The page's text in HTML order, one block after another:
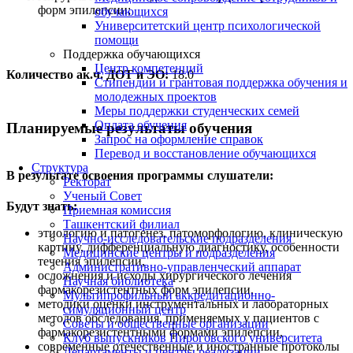
обучающихся
Университетский центр психологической
помощи
Поддержка обучающихся
Центр компетенций
Стипендии и грантовая поддержка обучения и
молодежных проектов
Меры поддержки студенческих семей
Оплата обучения
Запрос на оформление справок
Перевод и восстановление обучающихся
Структура
Ректорат
Ученый Совет
Приемная комиссия
Ташкентский филиал
Научно-исследовательские подразделения
Медицинские центры и подразделения
Административно-управленческий аппарат
Научная библиотека
Мультипрофильный аккредитационно-
симуляционный центр
Советы и общественные организации
Клуб выпускников Пироговского университета
форм эпилепсии;
Количество ак.ч. ДОТ и ЭО:18.0
Планируемые результаты обучения
В результате освоения программы слушатели:
Будут знать:
этиологию и патогенез, патоморфологию, клиническую
картину, дифференциальную диагностику, особенности
течения эпилепсии,
осложнения и исходы хирургического лечения
фармакорезистентных форм эпилепсии,
методики оценки инструментальных и лабораторных
методов обследования, применяемых у пациентов с
фармакорезистентными формами эпилепсии,
современные отечественные и иностранные протоколы